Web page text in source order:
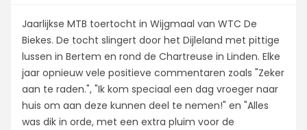
Jaarlijkse MTB toertocht in Wijgmaal van WTC De
Biekes. De tocht slingert door het Dijleland met pittige
lussen in Bertem en rond de Chartreuse in Linden. Elke
jaar opnieuw vele positieve commentaren zoals "Zeker
aan te raden.", "Ik kom speciaal een dag vroeger naar
huis om aan deze kunnen deel te nemen!" en "Alles
was dik in orde, met een extra pluim voor de